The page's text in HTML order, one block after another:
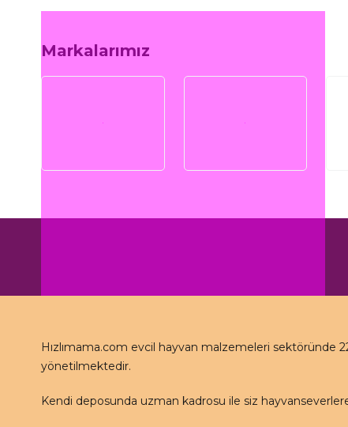
Markalarımız
Hızlımama.com evcil hayvan malzemeleri sektöründe
yönetilmektedir.
Kendi deposunda uzman kadrosu ile siz